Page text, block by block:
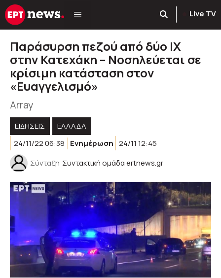
Μετάβαση
σε
Live TV
Παράσυρση πεζού από δύο IX
στην Κατεχάκη – Νοσηλεύεται σε
κρίσιμη κατάσταση στον
«Ευαγγελισμό»
Array
ΕΙΔΗΣΕΙΣ
ΕΛΛΑΔΑ
24/11/22 06:38
Ενημέρωση 24/11 12:45
Σύνταξη Συντακτική ομάδα ertnews.gr